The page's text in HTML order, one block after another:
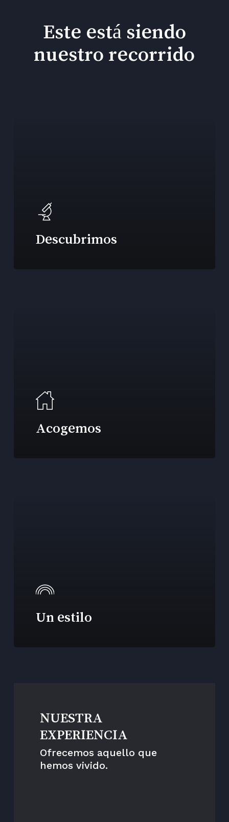
Este está siendo
nuestro recorrido
Descubrimos
Acogemos
Un estilo
NUESTRA
EXPERIENCIA
Ofrecemos aquello que
hemos vivido.